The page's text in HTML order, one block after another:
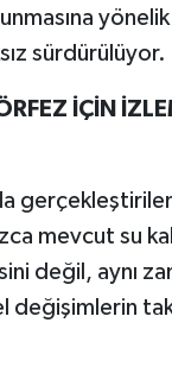
sürdürülüyor.
İÇİN
mevcut su
değil, aynı
değişimlerin